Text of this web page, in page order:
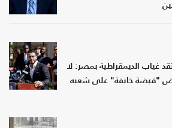
غياب الديمقراطية بمصر: لا
"قبضة خانقة" على شعبه